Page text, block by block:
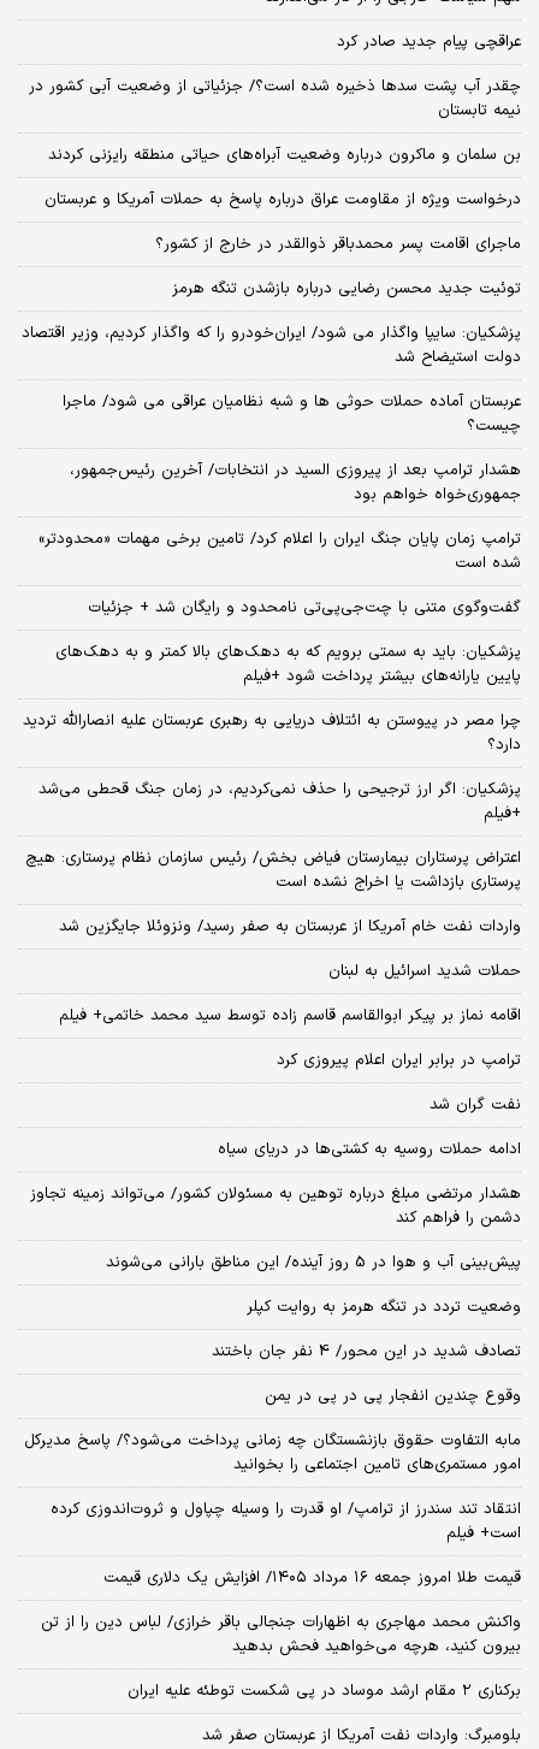
عراقچی پیام جدید صادر کرد
چقدر آب پشت سدها ذخیره شده است؟/ جزئیاتی از وضعیت آبی کشور در
نیمه تابستان
بن سلمان و ماکرون درباره وضعیت آبراه‌های حیاتی منطقه رایزنی کردند
درخواست ویژه از مقاومت عراق درباره پاسخ به حملات آمریکا و عربستان
ماجرای اقامت پسر محمدباقر ذوالقدر در خارج از کشور؟
توئیت جدید محسن رضایی درباره بازشدن تنگه هرمز
پزشکیان: سایپا واگذار می شود/ ایران‌خودرو را که واگذار کردیم، وزیر اقتصاد
دولت استیضاح شد
عربستان آماده حملات حوثی ها و شبه نظامیان عراقی می شود/ ماجرا
چیست؟
هشدار ترامپ بعد از پیروزی السید در انتخابات/ آخرین رئیس‌جمهور،
جمهوری‌خواه خواهم بود
ترامپ زمان پایان جنگ ایران را اعلام کرد/ تامین برخی مهمات «محدودتر»
شده است
گفت‌وگوی متنی با چت‌جی‌پی‌تی نامحدود و رایگان شد + جزئیات
پزشکیان: باید به سمتی برویم که به دهک‌های بالا کمتر و به دهک‌های
پایین یارانه‌های بیشتر پرداخت شود +فیلم
چرا مصر در پیوستن به ائتلاف دریایی به رهبری عربستان علیه انصارالله تردید
دارد؟
پزشکیان: اگر ارز ترجیحی را حذف نمی‌کردیم، در زمان جنگ قحطی می‌شد
+فیلم
اعتراض پرستاران بیمارستان فیاض بخش/ رئیس سازمان نظام پرستاری: هیچ
پرستاری بازداشت یا اخراج نشده است
واردات نفت خام آمریکا از عربستان به صفر رسید/ ونزوئلا جایگزین شد
حملات شدید اسرائیل به لبنان
اقامه نماز بر پیکر ابوالقاسم قاسم زاده توسط سید محمد خاتمی+ فیلم
ترامپ در برابر ایران اعلام پیروزی کرد
نفت گران شد
ادامه حملات روسیه به کشتی‌ها در دریای سیاه
هشدار مرتضی مبلغ درباره توهین به مسئولان کشور/ می‌تواند زمینه تجاوز
دشمن را فراهم کند
پیش‌بینی آب و هوا در 5 روز آینده/ این مناطق بارانی می‌شوند
وضعیت تردد در تنگه هرمز به روایت کپلر
تصادف شدید در این محور/ 4 نفر جان باختند
وقوع چندین انفجار پی در پی در یمن
مابه التفاوت حقوق بازنشستگان چه زمانی پرداخت می‌شود؟/ پاسخ مدیرکل
امور مستمری‌های تامین اجتماعی را بخوانید
انتقاد تند سندرز از ترامپ/ او قدرت را وسیله چپاول و ثروت‌اندوزی کرده
است+ فیلم
قیمت طلا امروز جمعه ۱۶ مرداد ۱۴۰۵/ افزایش یک دلاری قیمت
واکنش محمد مهاجری به اظهارات جنجالی باقر خرازی/ لباس دین را از تن
بیرون کنید، هرچه می‌خواهید فحش بدهید
برکناری ۲ مقام‌ ارشد موساد در پی شکست توطئه علیه ایران
بلومبرگ: واردات نفت آمریکا از عربستان صفر شد